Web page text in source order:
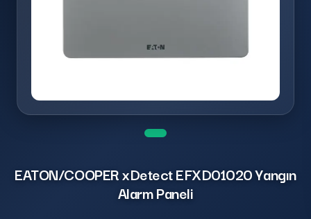
EATON/COOPER xDetect EFXD01020 Yangın
Alarm Paneli